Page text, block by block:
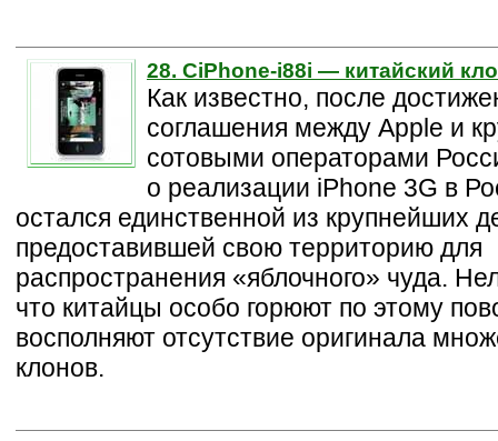
28. CiPhone-i88i — китайский
Как известно, после
соглашения между Apple и
сотовыми операторами
о реализации iPhone 3G в
остался единственной из крупнейших
предоставившей свою территорию для
распространения «яблочного» чуда.
что китайцы особо горюют по этому
восполняют отсутствие оригинала
клонов.